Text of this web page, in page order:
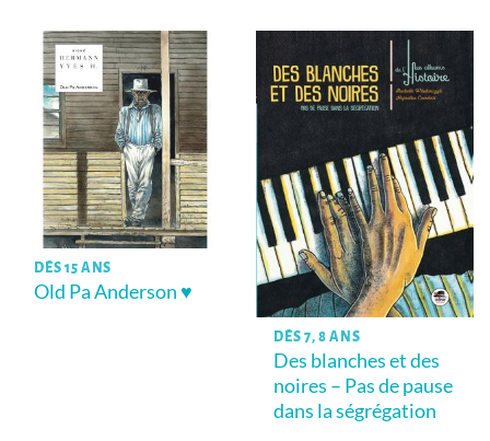
DÈS 15 ANS
Old Pa Anderson ♥
DÈS 7, 8 ANS
Des blanches et des
noires – Pas de pause
dans la ségrégation